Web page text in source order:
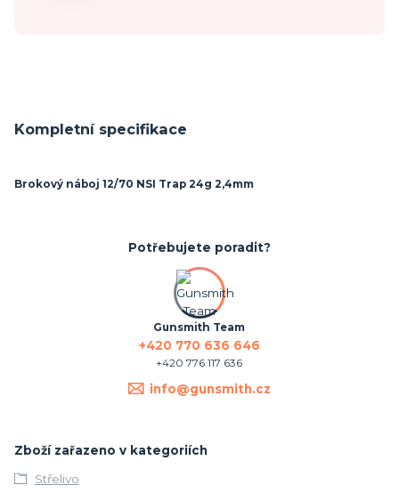
Kompletní specifikace
Brokový náboj 12/70 NSI Trap 24g 2,4mm
Potřebujete poradit?
Gunsmith Team
+420 770 636 646
+420 776 117 636
info@gunsmith.cz
Zboží zařazeno v kategoriích
Střelivo